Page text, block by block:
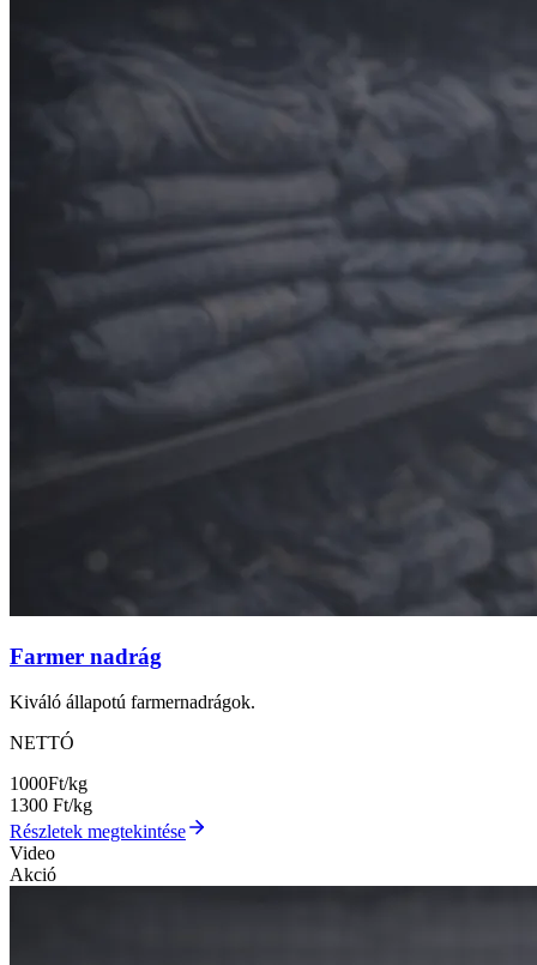
Farmer nadrág
Kiváló állapotú farmernadrágok.
NETTÓ
1000Ft/kg
1300 Ft/kg
Részletek megtekintése
Video
Akció